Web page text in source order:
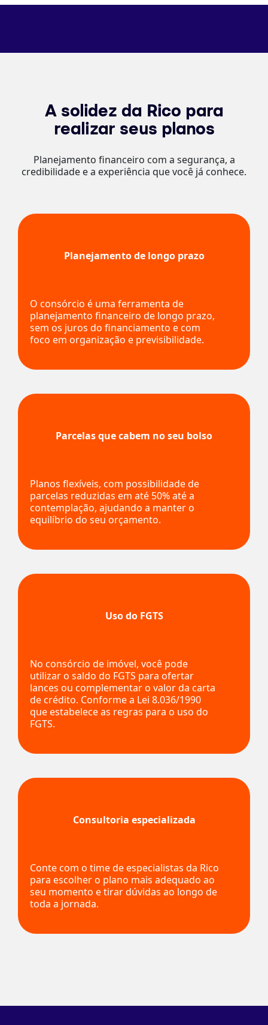
A solidez da Rico para
realizar seus planos
Planejamento financeiro com a segurança, a
credibilidade e a experiência que você já conhece.
Planejamento de longo prazo
O consórcio é uma ferramenta de
planejamento financeiro de longo prazo,
sem os juros do financiamento e com
foco em organização e previsibilidade.
Parcelas que cabem no seu bolso
Planos flexíveis, com possibilidade de
parcelas reduzidas em até 50% até a
contemplação, ajudando a manter o
equilíbrio do seu orçamento.
Uso do FGTS
No consórcio de imóvel, você pode
utilizar o saldo do FGTS para ofertar
lances ou complementar o valor da carta
de crédito. Conforme a Lei 8.036/1990
que estabelece as regras para o uso do
FGTS.
Consultoria especializada
Conte com o time de especialistas da Rico
para escolher o plano mais adequado ao
seu momento e tirar dúvidas ao longo de
toda a jornada.